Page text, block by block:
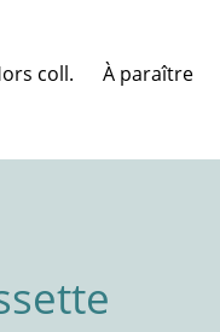
coll. À paraître